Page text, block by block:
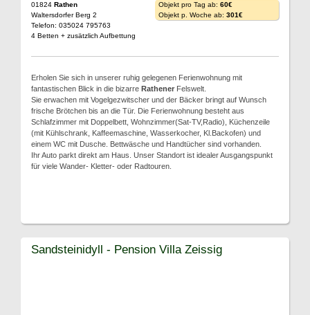
01824 Rathen
Waltersdorfer Berg 2
Telefon: 035024 795763
4 Betten + zusätzlich Aufbettung
Objekt pro Tag ab: 60€
Objekt p. Woche ab: 301€
Erholen Sie sich in unserer ruhig gelegenen Ferienwohnung mit
fantastischen Blick in die bizarre Rathener Felswelt.
Sie erwachen mit Vogelgezwitscher und der Bäcker bringt auf Wunsch
frische Brötchen bis an die Tür. Die Ferienwohnung besteht aus
Schlafzimmer mit Doppelbett, Wohnzimmer(Sat-TV,Radio), Küchenzeile
(mit Kühlschrank, Kaffeemaschine, Wasserkocher, Kl.Backofen) und
einem WC mit Dusche. Bettwäsche und Handtücher sind vorhanden.
Ihr Auto parkt direkt am Haus. Unser Standort ist idealer Ausgangspunkt
für viele Wander- Kletter- oder Radtouren.
Sandsteinidyll - Pension Villa Zeissig